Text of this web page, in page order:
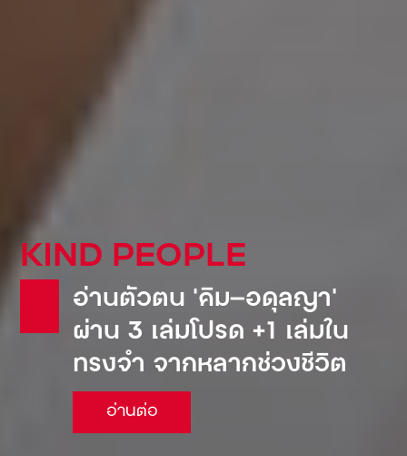
KIND PEOPLE
อ่านตัวตน ‘คิม—อดุลญา’
ผ่าน 3 เล่มโปรด +1 เล่มใน
ทรงจำ จากหลากช่วงชีวิต
อ่านต่อ